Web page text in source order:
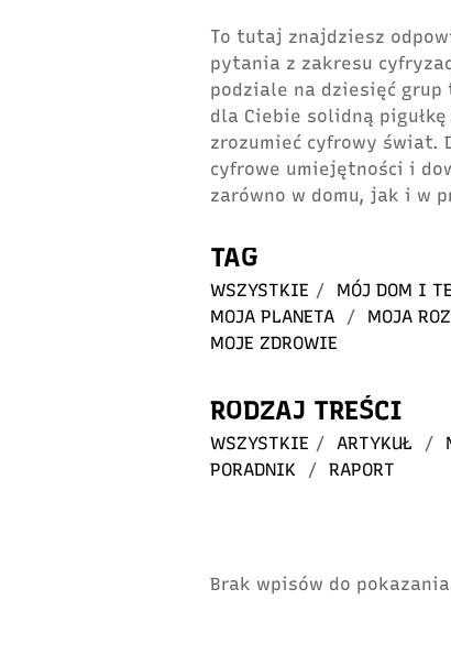
To tutaj znajdziesz
pytania z zakresu
podziale na dziesięć
dla Ciebie solidną
zrozumieć cyfrowy świat.
cyfrowe umiejętności i
zarówno w domu, jak i w
TAG
WSZYSTKIE / MÓJ DOM I
MOJA PLANETA
/ MOJA
MOJE ZDROWIE
RODZAJ TREŚCI
WSZYSTKIE / ARTYKUŁ /
PORADNIK
/ RAPORT
Brak wpisów do